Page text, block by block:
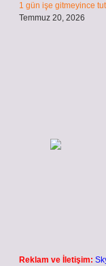
1 gün işe gitmeyince
Temmuz 20, 2026
Reklam ve İletişim: